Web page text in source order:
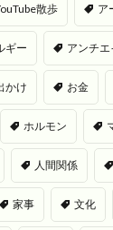
散歩 ア
ギー アンチ
かけ お金
ホルモン
人間関係
家事 文化